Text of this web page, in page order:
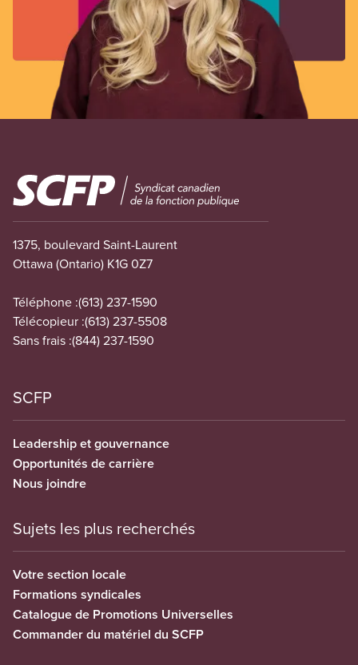
Image
1375, boulevard Saint-Laurent
Ottawa (Ontario) K1G 0Z7
Téléphone :(613) 237-1590
Télécopieur :(613) 237-5508
Sans frais :(844) 237-1590
SCFP
Leadership et gouvernance
Opportunités de carrière
Nous joindre
Sujets les plus recherchés
Votre section locale
Formations syndicales
Catalogue de Promotions Universelles
Commander du matériel du SCFP